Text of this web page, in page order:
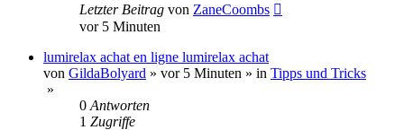
Letzter Beitrag von ZaneCoombs
vor 5 Minuten
lumirelax achat en ligne lumirelax achat
von GildaBolyard » vor 5 Minuten » in Tipps und Tricks
»
0 Antworten
1 Zugriffe